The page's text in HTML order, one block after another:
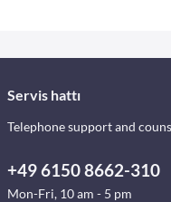
Servis hattı
Telephone support and
+49 6150 8662-310
Mon-Fri, 10 am - 5 pm